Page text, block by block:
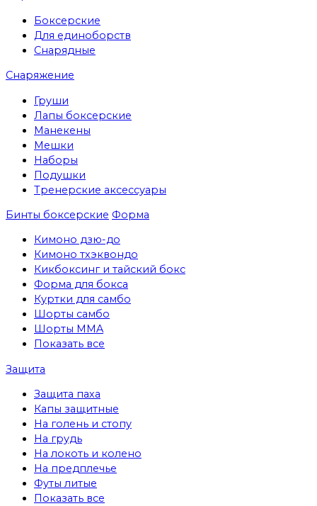
Боксерские
Для единоборств
Снарядные
Снаряжение
Груши
Лапы боксерские
Манекены
Мешки
Наборы
Подушки
Тренерские аксессуары
Бинты боксерские Форма
Кимоно дзю-до
Кимоно тхэквондо
Кикбоксинг и тайский бокс
Форма для бокса
Куртки для самбо
Шорты самбо
Шорты MMA
Показать все
Защита
Защита паха
Капы защитные
На голень и стопу
На грудь
На локоть и колено
На предплечье
Футы литые
Показать все